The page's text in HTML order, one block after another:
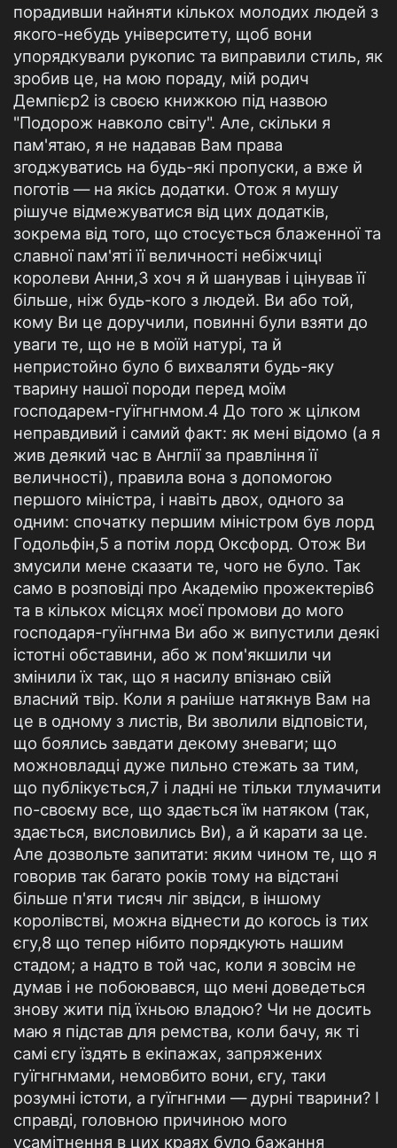
порадивши найняти кількох молодих людей з
якого-небудь університету, щоб вони
упорядкували рукопис та виправили стиль, як
зробив це, на мою пораду, мій родич
Демпієр2 із своєю книжкою під назвою
"Подорож навколо світу". Але, скільки я
пам'ятаю, я не надавав Вам права
згоджуватись на будь-які пропуски, а вже й
поготів — на якісь додатки. Отож я мушу
рішуче відмежуватися від цих додатків,
зокрема від того, що стосується блаженної та
славної пам'яті її величності небіжчиці
королеви Анни,3 хоч я й шанував і цінував її
більше, ніж будь-кого з людей. Ви або той,
кому Ви це доручили, повинні були взяти до
уваги те, що не в моїй натурі, та й
непристойно було б вихваляти будь-яку
тварину нашої породи перед моїм
господарем-гуїгнгнмом.4 До того ж цілком
неправдивий і самий факт: як мені відомо (а я
жив деякий час в Англії за правління її
величності), правила вона з допомогою
першого міністра, і навіть двох, одного за
одним: спочатку першим міністром був лорд
Годольфін,5 а потім лорд Оксфорд. Отож Ви
змусили мене сказати те, чого не було. Так
само в розповіді про Академію прожектерів6
та в кількох місцях моєї промови до мого
господаря-гуїнгнма Ви або ж випустили деякі
істотні обставини, або ж пом'якшили чи
змінили їх так, що я насилу впізнаю свій
власний твір. Коли я раніше натякнув Вам на
це в одному з листів, Ви зволили відповісти,
що боялись завдати декому зневаги; що
можновладці дуже пильно стежать за тим,
що публікується,7 і ладні не тільки тлумачити
по-своєму все, що здається їм натяком (так,
здається, висловились Ви), а й карати за це.
Але дозвольте запитати: яким чином те, що я
говорив так багато років тому на відстані
більше п'яти тисяч ліг звідси, в іншому
королівстві, можна віднести до когось із тих
єгу,8 що тепер нібито порядкують нашим
стадом; а надто в той час, коли я зовсім не
думав і не побоювався, що мені доведеться
знову жити під їхньою владою? Чи не досить
маю я підстав для ремства, коли бачу, як ті
самі єгу їздять в екіпажах, запряжених
гуїгнгнмами, немовбито вони, єгу, таки
розумні істоти, а гуїгнгнми — дурні тварини? І
справді, головною причиною мого
усамітнення в цих краях було бажання